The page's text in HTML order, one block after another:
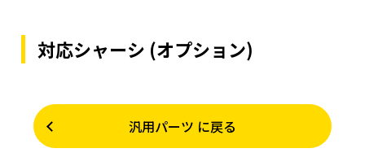
対応シャーシ (オプション)
汎用パーツ に戻る